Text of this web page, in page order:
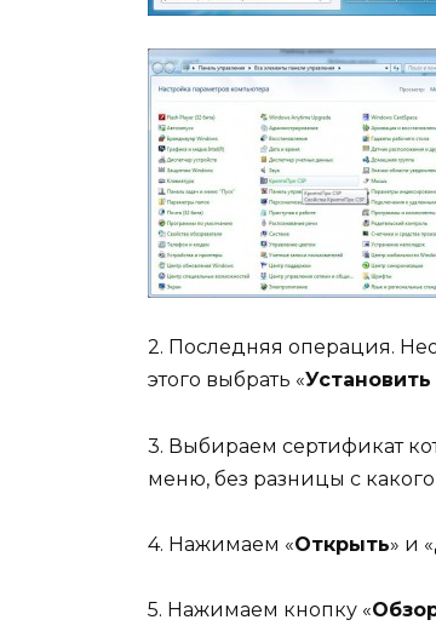
2. Последняя операция.
этого выбрать «
3. Выбираем сертификат
меню, без разницы с
4. Нажимаем «Открыть» и «
5. Нажимаем кнопку «